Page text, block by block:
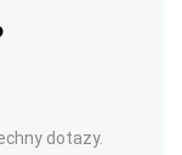
dotazy.